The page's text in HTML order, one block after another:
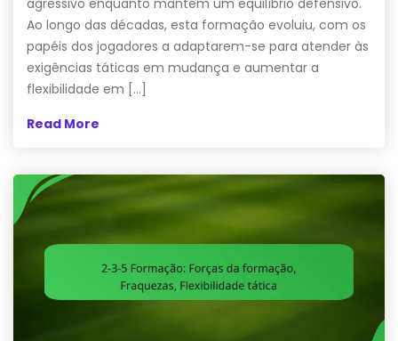
Ao longo das décadas, esta formação evoluiu, com os
papéis dos jogadores a adaptarem-se para atender às
exigências táticas em mudança e aumentar a
flexibilidade em […]
Read More